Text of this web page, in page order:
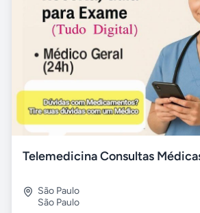
Telemedicina Consultas
São Paulo
São Paulo